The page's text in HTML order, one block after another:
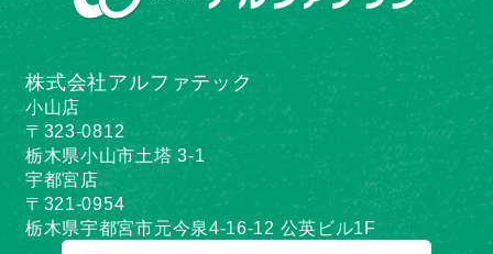
株式会社アルファテック
小山店
〒323-0812
栃木県小山市土塔 3-1
宇都宮店
〒321-0954
栃木県宇都宮市元今泉4-16-12 公英ビル1F